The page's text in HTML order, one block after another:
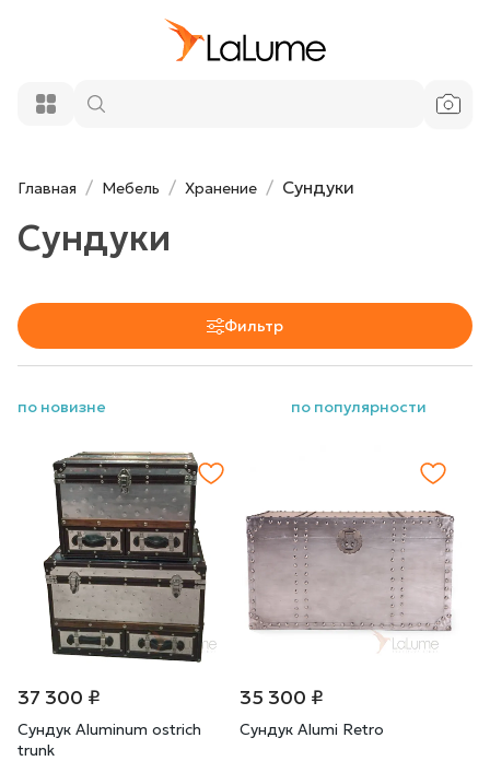
Главная Мебель Хранение Сундуки
Сундуки
Фильтр
по новизне по популярности
37 300 ₽
Сундук Aluminum ostrich
trunk
35 300 ₽
Сундук Alumi Retro